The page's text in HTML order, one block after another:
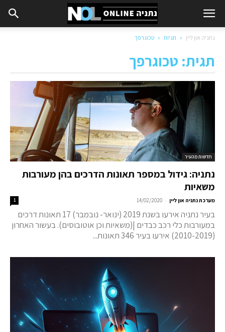
נתניה און ליין תגיות טכוגרפך
תגית: טכוגרפך
חדשות מהעיר
נתניה: גידול במספר תאונות הדרכים בהן מעורבות
משאיות
מערכת נתניה און ליין -
14/02/2020
1
בעיר נתניה אירעו בשנת 2019 (ינואר- נובמבר) 17 תאונות דרכים
במעורבות כלי רכב כבדים |(משאיות וכן אוטובוסים). בעשור האחרון
(2010-2019) אירעו בעיר 346 תאונות...